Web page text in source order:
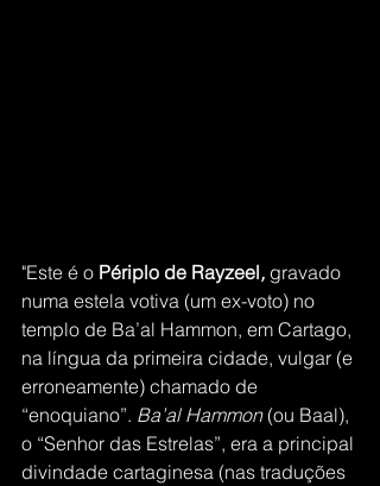
"Este é o Périplo de Rayzeel, gravado
numa estela votiva (um ex-voto) no
templo de Ba’al Hammon, em Cartago,
na língua da primeira cidade, vulgar (e
erroneamente) chamado de
“enoquiano”. Ba’al Hammon (ou Baal),
o “Senhor das Estrelas”, era a principal
divindade cartaginesa (nas traduções